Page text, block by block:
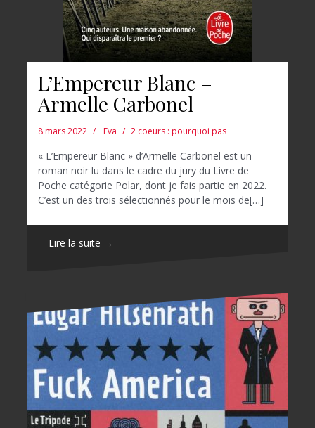
L’Empereur Blanc –
Armelle Carbonel
8 mars 2022 Eva 2 coeurs : pourquoi pas
« L’Empereur Blanc » d’Armelle Carbonel est un
roman noir lu dans le cadre du jury du Livre de
Poche catégorie Polar, dont je fais partie en 2022.
C’est un des trois sélectionnés pour le mois de[…]
Lire la suite →